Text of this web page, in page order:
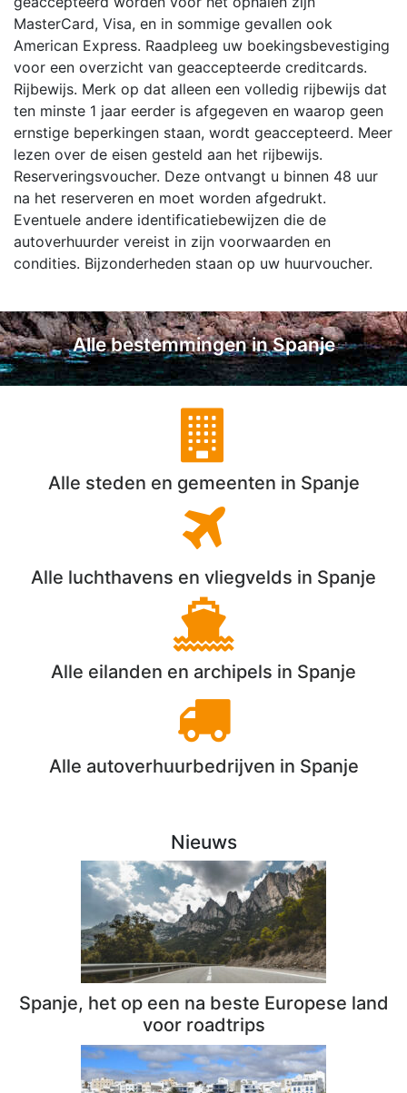
MasterCard, Visa, en in sommige gevallen ook
American Express. Raadpleeg uw boekingsbevestiging
voor een overzicht van geaccepteerde creditcards.
Rijbewijs. Merk op dat alleen een volledig rijbewijs dat
ten minste 1 jaar eerder is afgegeven en waarop geen
ernstige beperkingen staan, wordt geaccepteerd. Meer
lezen over de eisen gesteld aan het rijbewijs.
Reserveringsvoucher. Deze ontvangt u binnen 48 uur
na het reserveren en moet worden afgedrukt.
Eventuele andere identificatiebewijzen die de
autoverhuurder vereist in zijn voorwaarden en
condities. Bijzonderheden staan op uw huurvoucher.
Alle bestemmingen in Spanje
Alle steden en gemeenten in Spanje
Alle luchthavens en vliegvelds in Spanje
Alle eilanden en archipels in Spanje
Alle autoverhuurbedrijven in Spanje
Nieuws
Spanje, het op een na beste Europese land
voor roadtrips